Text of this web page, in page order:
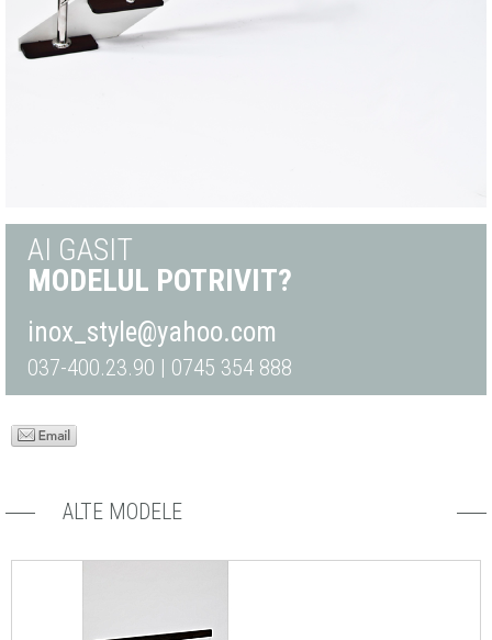
AI GASIT
MODELUL POTRIVIT?
inox_style@yahoo.com
037-400.23.90 | 0745 354 888
ALTE MODELE